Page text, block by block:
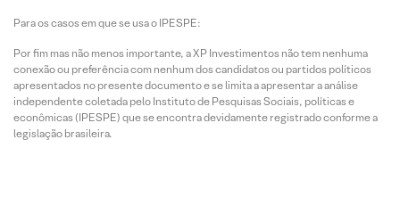
Para os casos em que se usa o IPESPE:
Por fim mas não menos importante, a XP Investimentos não tem nenhuma
conexão ou preferência com nenhum dos candidatos ou partidos políticos
apresentados no presente documento e se limita a apresentar a análise
independente coletada pelo Instituto de Pesquisas Sociais, políticas e
econômicas (IPESPE) que se encontra devidamente registrado conforme a
legislação brasileira.